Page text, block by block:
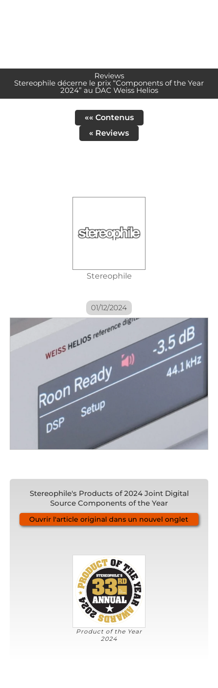
Reviews
Stereophile décerne le prix “Components of the Year
2024” au DAC Weiss Helios
«« Contenus
« Reviews
Stereophile
01/12/2024
Stereophile's Products of 2024 Joint Digital
Source Components of the Year
Ouvrir l'article original dans un nouvel onglet
Product of the Year
2024